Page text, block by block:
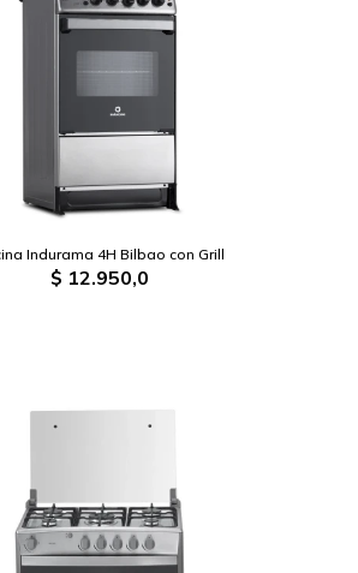
Indurama 4H Bilbao con Grill
$ 12.950,0